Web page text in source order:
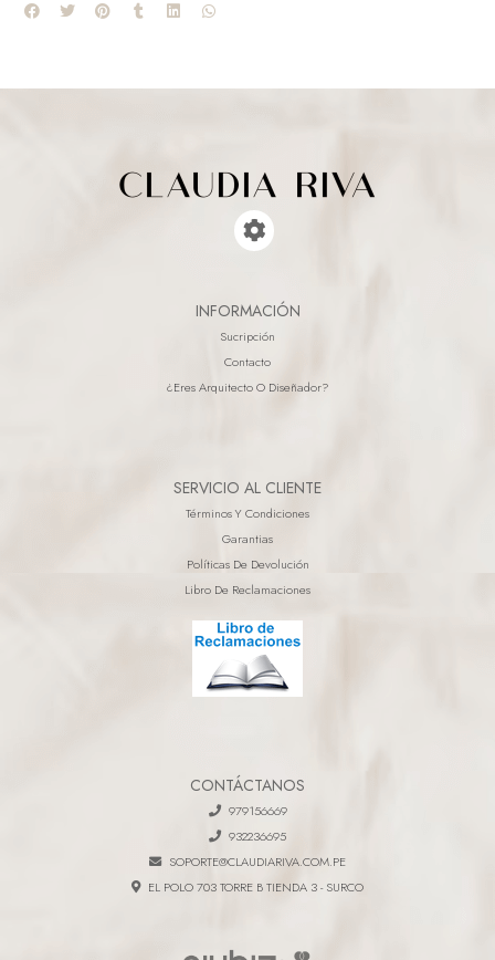
INFORMACIÓN
Sucripción
Contacto
¿eres Arquitecto O Diseñador?
SERVICIO AL CLIENTE
Términos Y Condiciones
Garantias
Políticas De Devolución
Libro De Reclamaciones
CONTÁCTANOS
979156669
932236695
SOPORTE@CLAUDIARIVA.COM.PE
EL POLO 703 TORRE B TIENDA 3 - SURCO